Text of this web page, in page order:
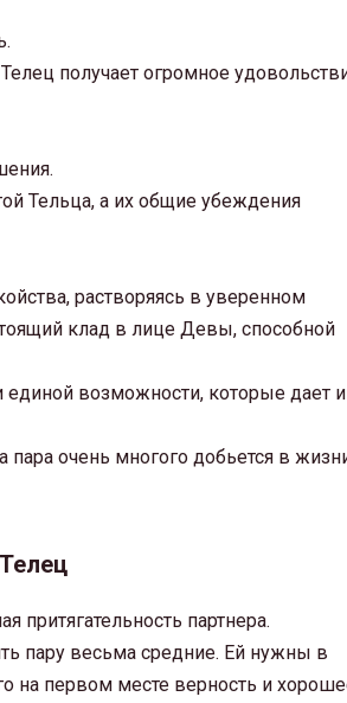
получает огромное
Тельца, а их общие убеждения
растворяясь в уверенном
клад в лице Девы, способной
единой возможности, которые дает
пара очень многого добьется в
притягательность партнера.
пару весьма средние. Ей нужны в
на первом месте верность и